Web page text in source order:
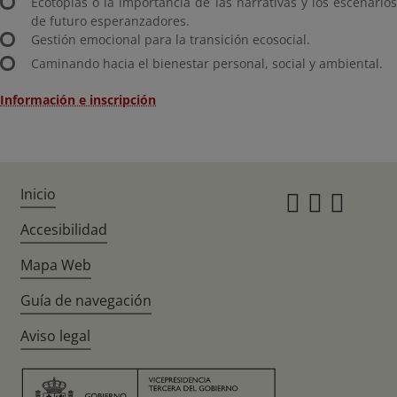
de futuro esperanzadores.
Gestión emocional para la transición ecosocial.
Caminando hacia el bienestar personal, social y ambiental.
Información e inscripción
Inicio
Accesibilidad
Mapa Web
Guía de navegación
Aviso legal